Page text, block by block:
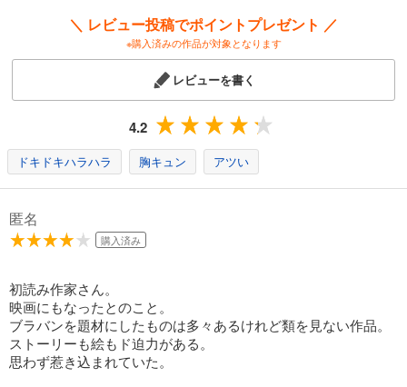
＼ レビュー投稿でポイントプレゼント ／
※購入済みの作品が対象となります
レビューを書く
4.2
ドキドキハラハラ 胸キュン アツい
匿名
購入済み
初読み作家さん。
映画にもなったとのこと。
ブラバンを題材にしたものは多々あるけれど類を見ない作品。
ストーリーも絵もド迫力がある。
思わず惹き込まれていた。